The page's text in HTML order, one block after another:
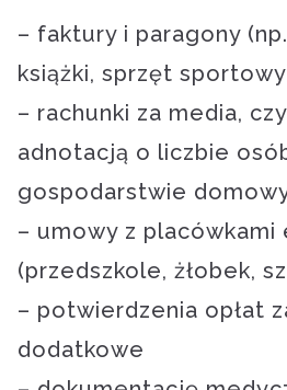
– faktury i paragony
książki, sprzęt
– rachunki za media,
adnotacją o liczbie
gospodarstwie
– umowy z placówkami
(przedszkole, żłobek,
– potwierdzenia opłat
dodatkowe